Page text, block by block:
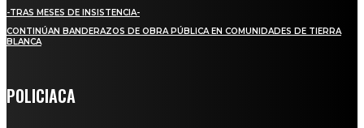
-TRAS MESES DE INSISTENCIA-
CONTINÚAN BANDERAZOS DE OBRA PÚBLICA EN COMUNIDADES DE TIERRA
BLANCA
POLICIACA